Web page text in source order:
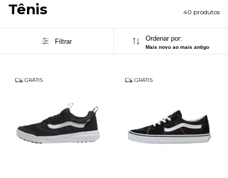
Tênis 40 produtos
Filtrar Ordenar por:
Mais novo ao mais antigo
GRÁTIS GRÁTIS